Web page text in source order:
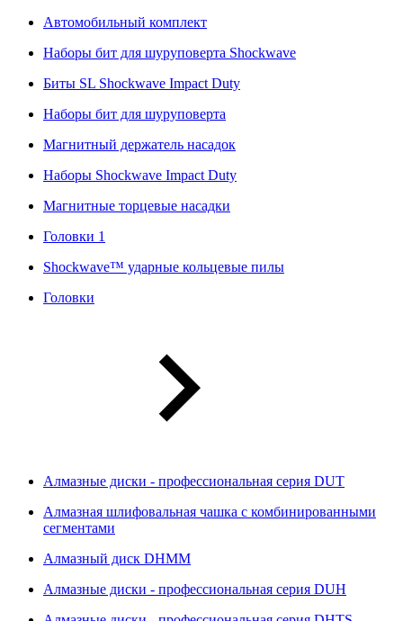
Автомобильный комплект
Наборы бит для шуруповерта Shockwave
Биты SL Shockwave Impact Duty
Наборы бит для шуруповерта
Магнитный держатель насадок
Наборы Shockwave Impact Duty
Магнитные торцевые насадки
Головки 1
Shockwave™ ударные кольцевые пилы
Головки
Алмазные диски - профессиональная серия DUT
Алмазная шлифовальная чашка с комбинированными
сегментами
Алмазный диск DHMM
Алмазные диски - профессиональная серия DUH